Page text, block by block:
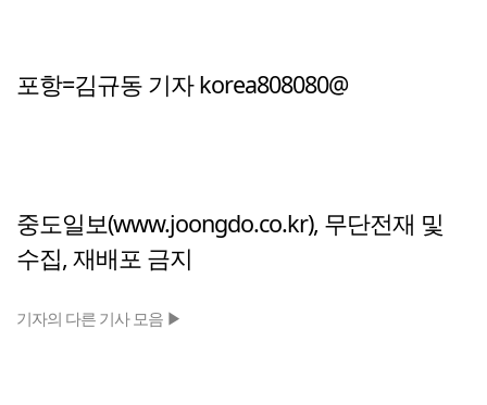
포항=김규동 기자 korea808080@
중도일보(www.joongdo.co.kr), 무단전재 및
수집, 재배포 금지
기자의 다른 기사 모음 ▶